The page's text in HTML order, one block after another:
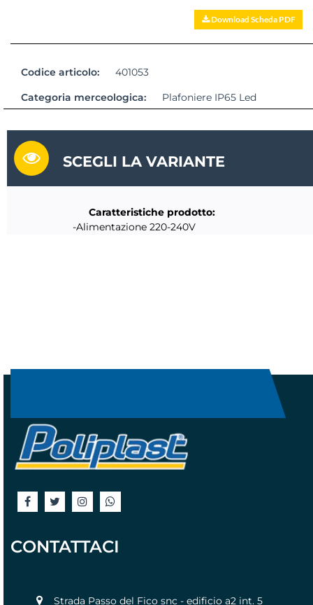
Download Scheda PDF
Codice articolo:
401053
Categoria merceologica:
Plafoniere IP65 Led
SCEGLI LA VARIANTE
Caratteristiche prodotto:
-Alimentazione 220-240V
CONTATTACI
Strada Passo del Fico snc - edificio a2 int. 5